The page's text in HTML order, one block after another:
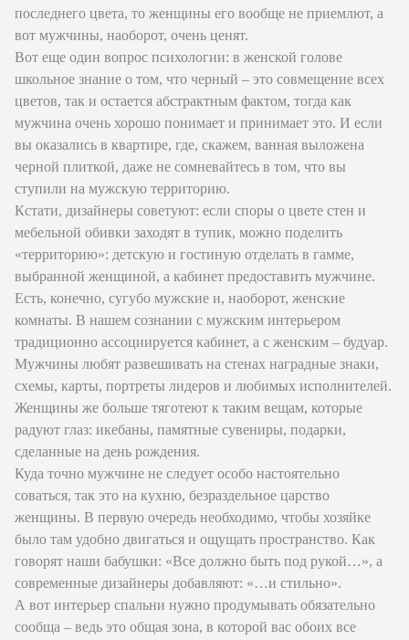
последнего цвета, то женщины его вообще не приемлют, а
вот мужчины, наоборот, очень ценят.
Вот еще один вопрос психологии: в женской голове
школьное знание о том, что черный – это совмещение всех
цветов, так и остается абстрактным фактом, тогда как
мужчина очень хорошо понимает и принимает это. И если
вы оказались в квартире, где, скажем, ванная выложена
черной плиткой, даже не сомневайтесь в том, что вы
ступили на мужскую территорию.
Кстати, дизайнеры советуют: если споры о цвете стен и
мебельной обивки заходят в тупик, можно поделить
«территорию»: детскую и гостиную отделать в гамме,
выбранной женщиной, а кабинет предоставить мужчине.
Есть, конечно, сугубо мужские и, наоборот, женские
комнаты. В нашем сознании с мужским интерьером
традиционно ассоциируется кабинет, а с женским – будуар.
Мужчины любят развешивать на стенах наградные знаки,
схемы, карты, портреты лидеров и любимых исполнителей.
Женщины же больше тяготеют к таким вещам, которые
радуют глаз: икебаны, памятные сувениры, подарки,
сделанные на день рождения.
Куда точно мужчине не следует особо настоятельно
соваться, так это на кухню, безраздельное царство
женщины. В первую очередь необходимо, чтобы хозяйке
было там удобно двигаться и ощущать пространство. Как
говорят наши бабушки: «Все должно быть под рукой…», а
современные дизайнеры добавляют: «…и стильно».
А вот интерьер спальни нужно продумывать обязательно
сообща – ведь это общая зона, в которой вас обоих все